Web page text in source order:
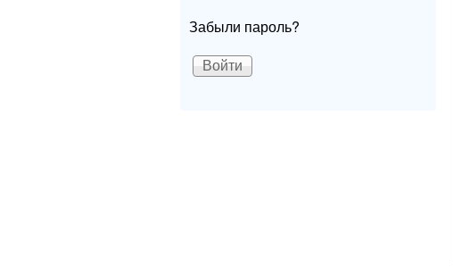
Забыли пароль?